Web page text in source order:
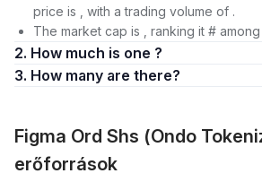
price is , with a trading volume of .
The market cap is , ranking it #
2. How much is one ?
3. How many are there?
Figma Ord Shs (Ondo
erőforrások